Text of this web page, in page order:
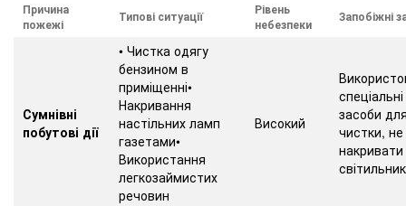
Причина
пожежі
Типові ситуації
Рівень
небезпеки
Запобіжні
Сумнівні
побутові дії
• Чистка одягу
бензином в
приміщенні•
Накривання
настільних ламп
газетами•
Використання
легкозаймистих
речовин
Високий
спеціальні
засоби
чистки, не
накривати